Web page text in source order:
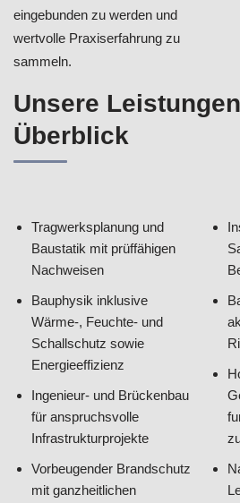
eingebunden zu werden und
wertvolle Praxiserfahrung zu
sammeln.
Unsere
Überblick
Tragwerksplanung und
Baustatik mit prüffähigen
Nachweisen
Bauphysik inklusive
Wärme-, Feuchte- und
Schallschutz sowie
Energieeffizienz
Ingenieur- und Brückenbau
für anspruchsvolle
Infrastrukturprojekte
Vorbeugender Brandschutz
mit ganzheitlichen